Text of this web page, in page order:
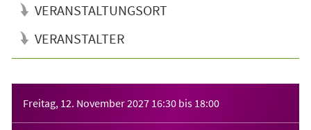
VERANSTALTUNGSORT
VERANSTALTER
Freitag, 12. November 2027 16:30 bis 18:00